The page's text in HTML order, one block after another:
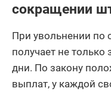
сокращении
При увольнении по
получает не только
дни. По закону
выплат, у каждой